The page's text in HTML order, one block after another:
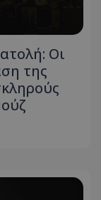
Οι
της